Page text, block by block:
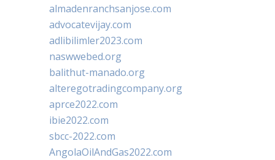
almadenranchsanjose.com
advocatevijay.com
adlibilimler2023.com
naswwebed.org
balithut-manado.org
alteregotradingcompany.org
aprce2022.com
ibie2022.com
sbcc-2022.com
AngolaOilAndGas2022.com